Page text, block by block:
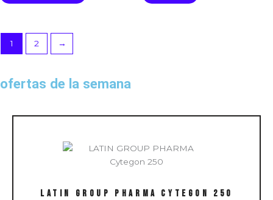
1 2 →
ofertas de la semana
LATIN GROUP PHARMA Cytegon 250